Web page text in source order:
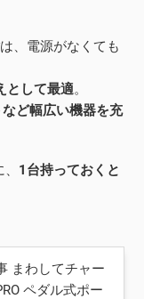
、電源がなくても
として最適。
ど幅広い機器を充
1台持っておくと
まわしてチャー
ペダル式ポー